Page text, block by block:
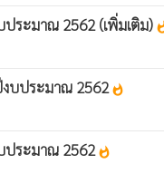
ระมาณ 2562 (เพิ่มเติม)
บประมาณ 2562whatshot
ประมาณ 2562whatshot